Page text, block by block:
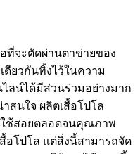
จะตัดผ่านตาข่ายของ
ยวกันทิ้งไว้ในความ
ลน์ได้มีส่วนร่วมอย่างมาก
สนใจ ผลิตเสื้อโปโล
ช้สอยตลอดจนคุณภาพ
อโปโล แต่สิ่งนี้สามารถจัด